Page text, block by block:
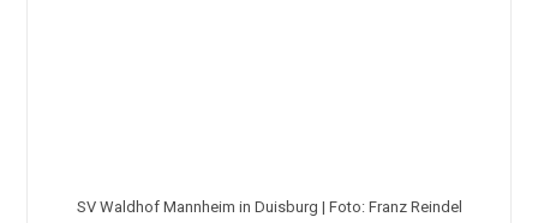
SV Waldhof Mannheim in Duisburg | Foto: Franz Reindel